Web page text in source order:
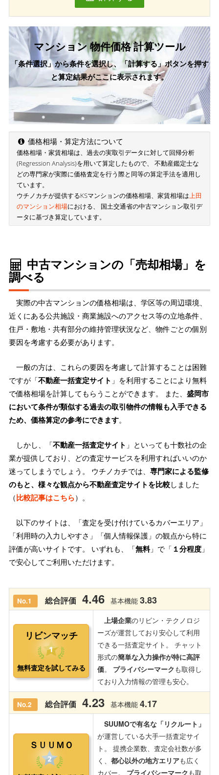
マンション 物件価格 計算ツール
「条件選択」から条件を選択し、「計算する」ボタンを押す
と算定結果がここに表示されます。
価格相場・算定方法について
価格相場・家賃相場は、過去の実取引データに対して回帰分析
(Regression Analysis)を用いて算定したもので、 不動産鑑定士な
どの専門家が実際に価格査定を行う際と同等の算定手法を適用し
ています。
ウチノカチが提供するKSマンションの価格相場、家賃相場は上田
のマンション相場における、 国土交通省の中古マンション取引デ
ータに基づき算定しています。
中古マンションの「売却相場」を
調べる
実際の中古マンションの価格相場は、学区等の周辺環境、
近くにある公共施設・商業施設へのアクセス等の立地条件、
住戸・敷地・共有部分の維持管理状況など、物件ごとの個別
要因を考慮する必要があります。
一般の方は、これらの要因を考慮して計算することは困難
ですが「不動産一括査定サイト 」を利用することにより無料
で価格相場を計算してもらうことができます。 また、 盛岡市
において条件が類似する過去の取引物件の情報も入手できる
ため、価格算定の参考にできます。
しかし、「不動産一括査定サイト 」といっても十数社の企
業が提供しており、どの査定サービスを利用すればいいのか
迷ってしまうでしょう。 ウチノカチでは、 専門家による監修
のもと、様々な観点から不動産査定サイトを比較しました
（比較記事はこちら）。
以下のサイトは、「査定を受け付けているカバーエリア」
「利用時の入力しやすさ」「個人情報保護」の観点から特に
評価が高いサイトです。 いずれも、「無料」で「 １分程度 」
で安心してご利用いただけます。